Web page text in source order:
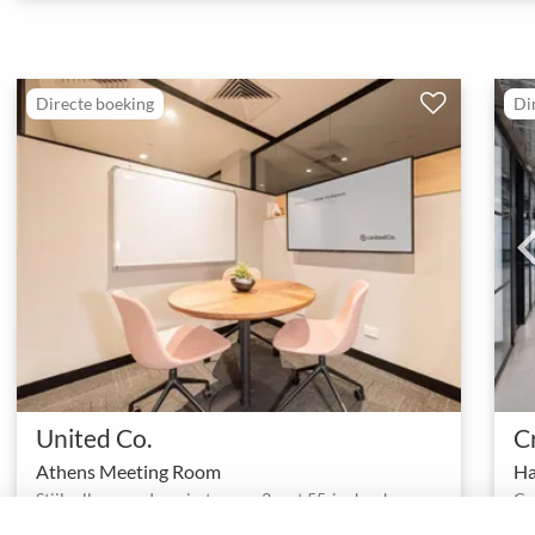
Directe boeking
United Co.
Athens Meeting Room